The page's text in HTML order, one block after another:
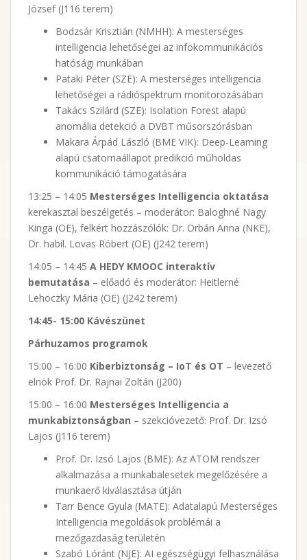
József (J116 terem)
Bodzsár Krisztián (NMHH): A mesterséges
intelligencia lehetőségei az infokommunikációs
hatósági munkában
Pataki Péter (SZE): A mesterséges intelligencia
lehetőségei a rádióspektrum monitorozásában
Takács Szilárd (SZE): Isolation Forest alapú
anomália detekció a DVBT műsorszórásban
Makara Árpád László (BME VIK): Deep-Learning
alapú csatornaállapot predikció műholdas
kommunikáció támogatására
13:25 – 14:05 Mesterséges Intelligencia oktatása
kerekasztal beszélgetés – moderátor: Baloghné Nagy
Kinga (OE), felkért hozzászólók: Dr. Orbán Anna (NKE),
Dr. habil. Lovas Róbert (OE) (J242 terem)
14:05 – 14:45 A HEDY KMOOC interaktív
bemutatása – előadó és moderátor: Heitlerné
Lehoczky Mária (OE) (J242 terem)
14:45- 15:00 Kávészünet
Párhuzamos programok
15:00 – 16:00 Kiberbiztonság – IoT és OT – levezető
elnök Prof. Dr. Rajnai Zoltán (J200)
15:00 – 16:00 Mesterséges Intelligencia a
munkabiztonságban – szekcióvezető: Prof. Dr. Izsó
Lajos (J116 terem)
Prof. Dr. Izsó Lajos (BME): Az ATOM rendszer
alkalmazása a munkabalesetek megelőzésére a
munkaerő kiválasztása útján
Tarr Bence Gyula (MATE): Adatalapú Mesterséges
Intelligencia megoldások problémái a
mezőgazdaság területén
Szabó Lóránt (NJE): AI egészségügyi felhasználása